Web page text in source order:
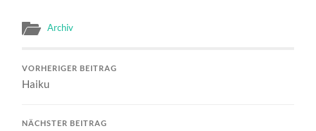
Archiv
VORHERIGER BEITRAG
Haiku
NÄCHSTER BEITRAG